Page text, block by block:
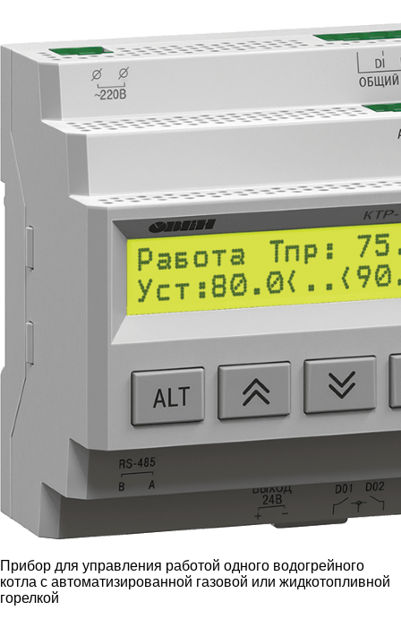
Прибор для управления работой одного водогрейного
котла с автоматизированной газовой или жидкотопливной
горелкой